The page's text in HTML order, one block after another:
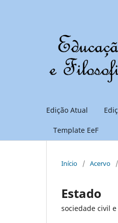
Edição Atual
Template EeF
Início / Acervo /
Estado
sociedade civil